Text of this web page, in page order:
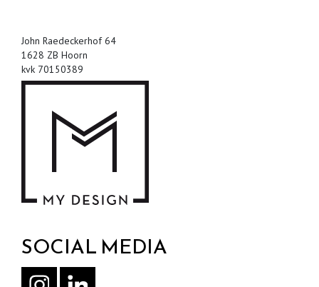
John Raedeckerhof 64
1628 ZB Hoorn
kvk 70150389
SOCIAL MEDIA